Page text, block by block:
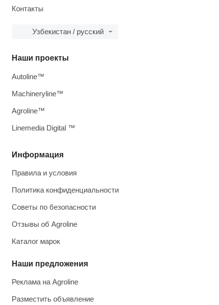
Контакты
Узбекистан / русский
Информация
Правила и условия
Политика конфиденциальности
Советы по безопасности
Отзывы об Agroline
Каталог марок
Наши предложения
Реклама на Agroline
Разместить объявление
Наши проекты
Autoline™
Machineryline™
Agroline™
Linemedia Digital ™